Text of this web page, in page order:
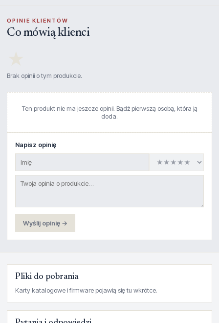
OPINIE KLIENTÓW
Co mówią klienci
Brak opinii o tym produkcie.
Ten produkt nie ma jeszcze opinii. Bądź pierwszą osobą, która ją
doda.
Napisz opinię
Wyślij opinię →
Pliki do pobrania
Karty katalogowe i firmware pojawią się tu wkrótce.